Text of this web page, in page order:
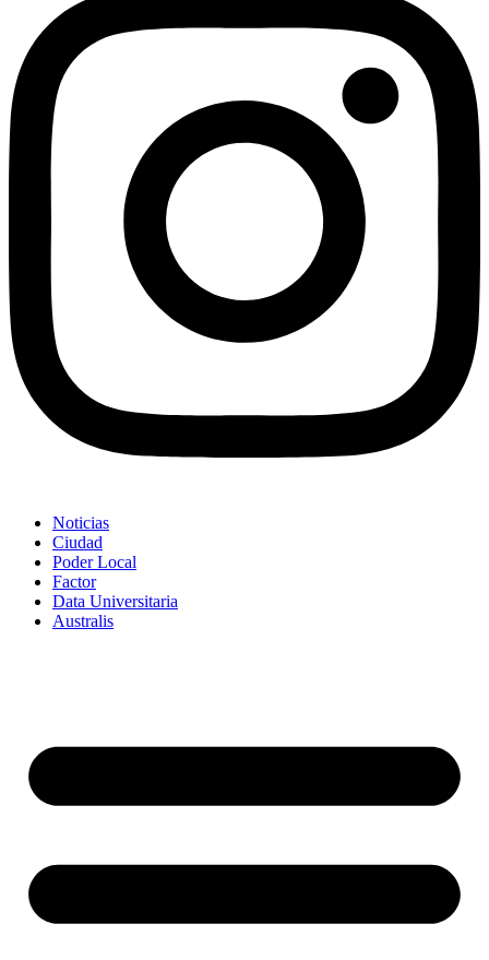
Noticias
Ciudad
Poder Local
Factor
Data Universitaria
Australis